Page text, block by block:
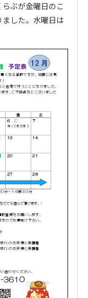
で
寺学園
園
北裏町29番地
ぶが金曜日のこ
した。水曜日は